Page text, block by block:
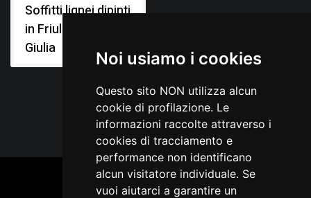
Noi usiamo i cookies
Questo sito NON utilizza alcun
cookie di profilazione. Le
informazioni raccolte attraverso i
cookies di tracciamento e
performance non identificano
alcun visitatore individuale. Se
vuoi aiutarci a garantire un
Soffitti lignei dipinti
in Friuli Venezia
Giulia